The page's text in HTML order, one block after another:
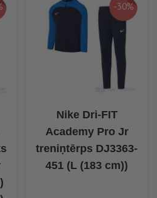
-30%
Nike Dri-FIT
Academy Pro Jr
treniņtērps DJ3363-
451 (L (183 cm))